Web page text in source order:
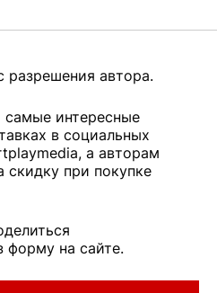
разрешения автора.
интересные
в социальных
а авторам
при покупке
форму на сайте.